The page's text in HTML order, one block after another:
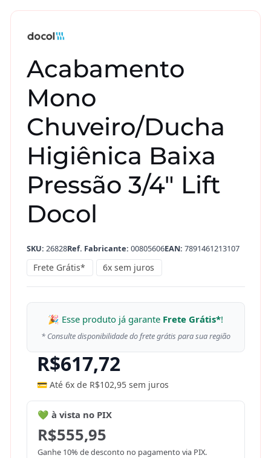
Acabamento
Mono
Chuveiro/Ducha
Higiênica Baixa
Pressão 3/4″ Lift
Docol
SKU: 26828Ref. Fabricante: 00805606EAN: 7891461213107
Frete Grátis* 6x sem juros
🎉 Esse produto já garante Frete Grátis*!
* Consulte disponibilidade do frete grátis para sua região
R$617,72
💳 Até 6x de R$102,95sem juros
💚 à vista no PIX
R$555,95
Ganhe 10% de desconto no pagamento via PIX.